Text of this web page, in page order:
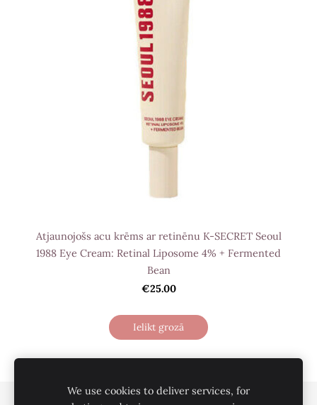
Atjaunojošs acu krēms ar retinēnu K-SECRET Seoul
1988 Eye Cream: Retinal Liposome 4% + Fermented
Bean
€25.00
Ielikt grozā
We use cookies to deliver services, for